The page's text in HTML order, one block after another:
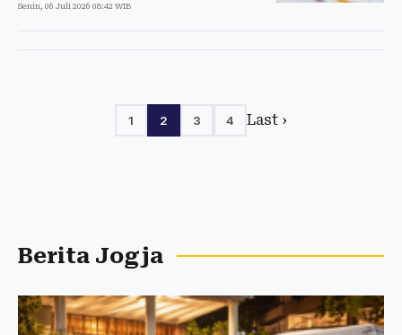
Senin, 06 Juli 2026 08:42 WIB
1 2 3 4 Last ›
Berita Jogja